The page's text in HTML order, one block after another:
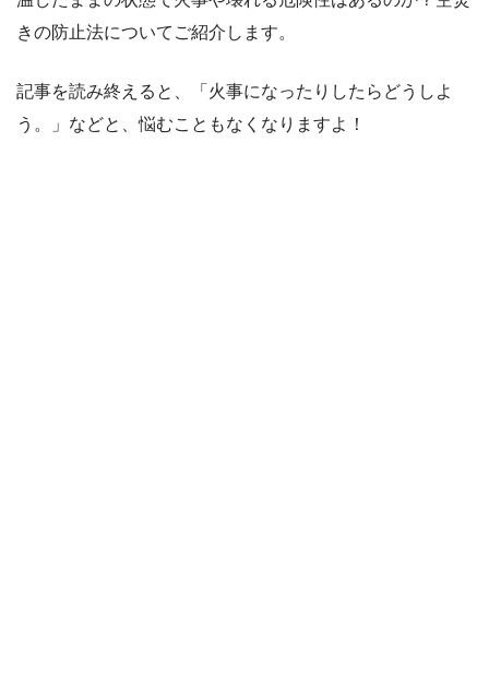
きの防止法についてご紹介します。
記事を読み終えると、「火事になったりしたらどうしよ
う。」などと、悩むこともなくなりますよ！